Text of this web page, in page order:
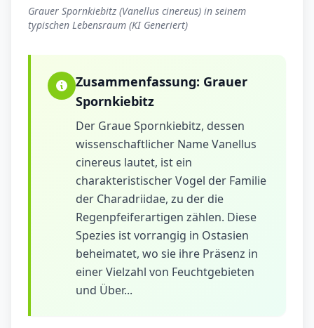
Grauer Spornkiebitz (Vanellus cinereus) in seinem
typischen Lebensraum (KI Generiert)
Zusammenfassung: Grauer
Spornkiebitz
Der Graue Spornkiebitz, dessen
wissenschaftlicher Name Vanellus
cinereus lautet, ist ein
charakteristischer Vogel der Familie
der Charadriidae, zu der die
Regenpfeiferartigen zählen. Diese
Spezies ist vorrangig in Ostasien
beheimatet, wo sie ihre Präsenz in
einer Vielzahl von Feuchtgebieten
und Über...